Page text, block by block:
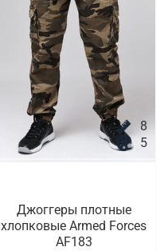
8
5
Джоггеры плотные
хлопковые Armed Forces
AF183